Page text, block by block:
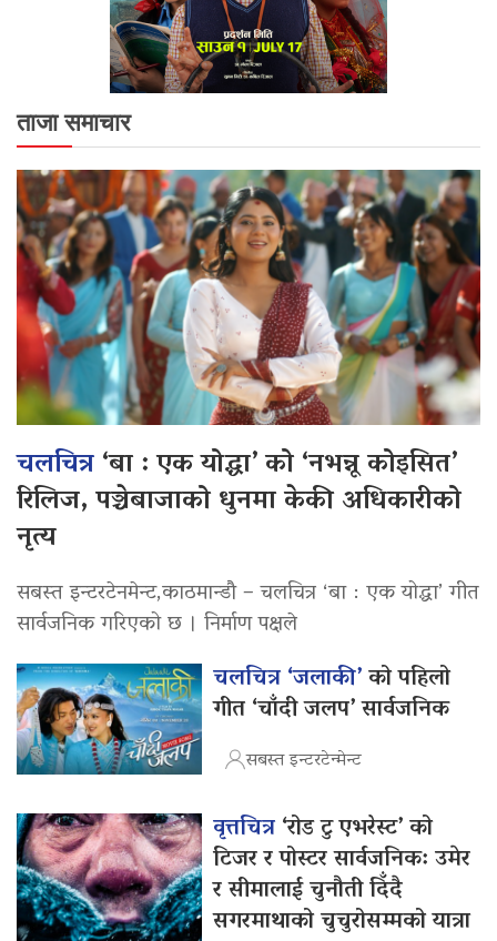
ताजा समाचार
चलचित्र‘बा : एक योद्धा’ को ‘नभन्नू कोइसित’
रिलिज, पञ्चेबाजाको धुनमा केकी अधिकारीको
नृत्य
सबस्त इन्टरटेनमेन्ट,काठमान्डौ – चलचित्र ‘बा : एक योद्धा’ गीत
सार्वजनिक गरिएको छ । निर्माण पक्षले
चलचित्र ‘जलाकी’को पहिलो
गीत ‘चाँदी जलप’ सार्वजनिक
सबस्त इन्टरटेन्मेन्ट
वृत्तचित्र‘रोड टु एभरेस्ट’ को
टिजर र पोस्टर सार्वजनिक: उमेर
र सीमालाई चुनौती दिँदै
सगरमाथाको चुचुरोसम्मको यात्रा